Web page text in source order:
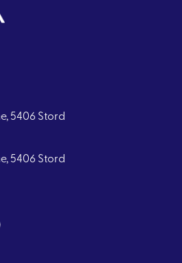
5406 Stord
5406 Stord